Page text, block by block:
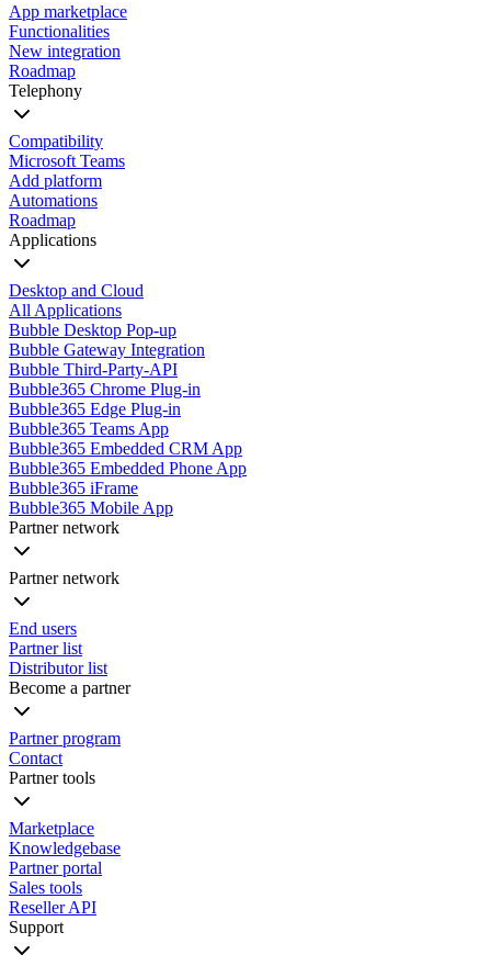
App marketplace
Functionalities
New integration
Roadmap
Telephony
Compatibility
Microsoft Teams
Add platform
Automations
Roadmap
Applications
Desktop and Cloud
All Applications
Bubble Desktop Pop-up
Bubble Gateway Integration
Bubble Third-Party-API
Bubble365 Chrome Plug-in
Bubble365 Edge Plug-in
Bubble365 Teams App
Bubble365 Embedded CRM App
Bubble365 Embedded Phone App
Bubble365 iFrame
Bubble365 Mobile App
Partner network
Partner network
End users
Partner list
Distributor list
Become a partner
Partner program
Contact
Partner tools
Marketplace
Knowledgebase
Partner portal
Sales tools
Reseller API
Support